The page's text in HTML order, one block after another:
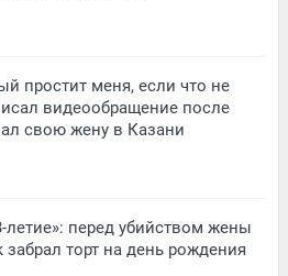
простит меня, если что не
видеообращение после
свою жену в Казани
летие»: перед убийством жены
забрал торт на день рождения